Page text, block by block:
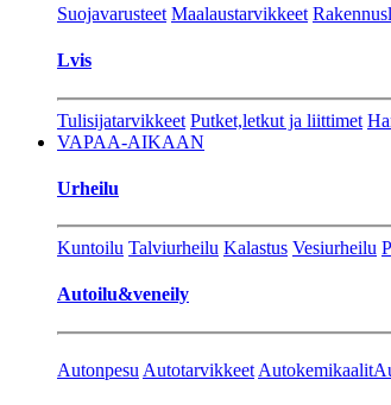
Suojavarusteet Maalaustarvikkeet
Lvis
Tulisijatarvikkeet Putket,letkut ja liittimet
VAPAA-AIKAAN
Urheilu
Kuntoilu Talviurheilu Kalastus Vesiurheilu
Autoilu&veneily
Autonpesu Autotarvikkeet Autokemikaalit